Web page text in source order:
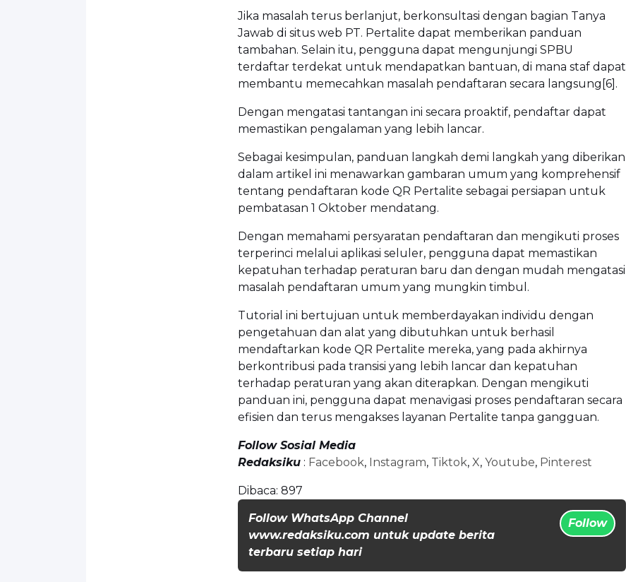
Jika masalah terus berlanjut, berkonsultasi dengan bagian Tanya
Jawab di situs web PT. Pertalite dapat memberikan panduan
tambahan. Selain itu, pengguna dapat mengunjungi SPBU
terdaftar terdekat untuk mendapatkan bantuan, di mana staf dapat
membantu memecahkan masalah pendaftaran secara langsung[6].
Dengan mengatasi tantangan ini secara proaktif, pendaftar dapat
memastikan pengalaman yang lebih lancar.
Sebagai kesimpulan, panduan langkah demi langkah yang diberikan
dalam artikel ini menawarkan gambaran umum yang komprehensif
tentang pendaftaran kode QR Pertalite sebagai persiapan untuk
pembatasan 1 Oktober mendatang.
Dengan memahami persyaratan pendaftaran dan mengikuti proses
terperinci melalui aplikasi seluler, pengguna dapat memastikan
kepatuhan terhadap peraturan baru dan dengan mudah mengatasi
masalah pendaftaran umum yang mungkin timbul.
Tutorial ini bertujuan untuk memberdayakan individu dengan
pengetahuan dan alat yang dibutuhkan untuk berhasil
mendaftarkan kode QR Pertalite mereka, yang pada akhirnya
berkontribusi pada transisi yang lebih lancar dan kepatuhan
terhadap peraturan yang akan diterapkan. Dengan mengikuti
panduan ini, pengguna dapat menavigasi proses pendaftaran secara
efisien dan terus mengakses layanan Pertalite tanpa gangguan.
Follow Sosial Media
Redaksiku : Facebook, Instagram, Tiktok, X, Youtube, Pinterest
Dibaca: 897
Follow WhatsApp Channel
www.redaksiku.com untuk update berita
terbaru setiap hari
Follow